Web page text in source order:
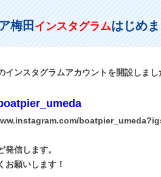
梅田 インスタグラムはじめ
インスタグラムアカウントを開設しまし
発信します。
お願いします！